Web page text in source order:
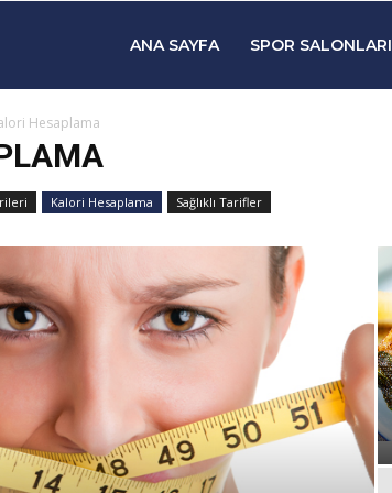
ANA SAYFA SPOR SALONLARI
Hesaplama
Kalori Hesaplama Sağlıklı Tarifler